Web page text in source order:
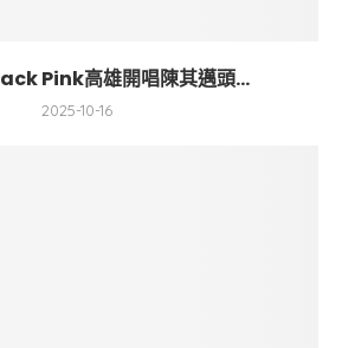
Pink高雄開唱陳其邁頭...
2025-10-16